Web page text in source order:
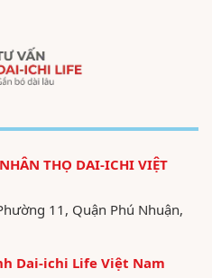
THỌ DAI-ICHI VIỆT
11, Quận Phú Nhuận,
Dai-ichi Life Việt Nam